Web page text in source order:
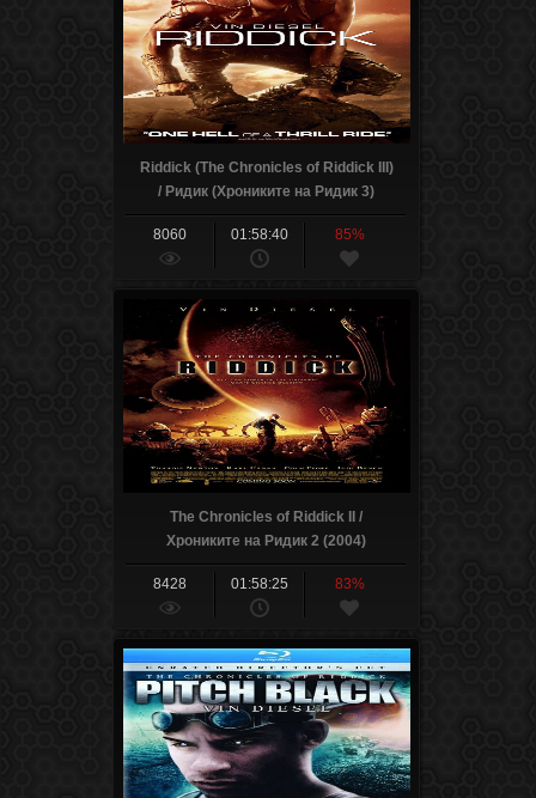
Riddick (The Chronicles of Riddick III)
/ Ридик (Хрониките на Ридик 3)
(2013)
8060
01:58:40 85%
The Chronicles of Riddick II /
Хрониките на Ридик 2 (2004)
8428 01:58:25 83%